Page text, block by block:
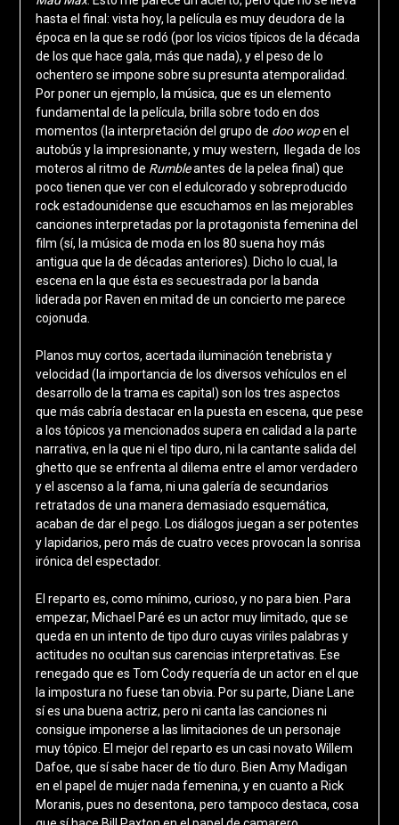
hasta el final: vista hoy, la película es muy deudora de la
época en la que se rodó (por los vicios típicos de la década
de los que hace gala, más que nada), y el peso de lo
ochentero se impone sobre su presunta atemporalidad.
Por poner un ejemplo, la música, que es un elemento
fundamental de la película, brilla sobre todo en dos
momentos (la interpretación del grupo de doo wopen el
autobús y la impresionante, y muy western, llegada de los
moteros al ritmo de Rumbleantes de la pelea final) que
poco tienen que ver con el edulcorado y sobreproducido
rock estadounidense que escuchamos en las mejorables
canciones interpretadas por la protagonista femenina del
film (sí, la música de moda en los 80 suena hoy más
antigua que la de décadas anteriores). Dicho lo cual, la
escena en la que ésta es secuestrada por la banda
liderada por Raven en mitad de un concierto me parece
cojonuda.
Planos muy cortos, acertada iluminación tenebrista y
velocidad (la importancia de los diversos vehículos en el
desarrollo de la trama es capital) son los tres aspectos
que más cabría destacar en la puesta en escena, que pese
a los tópicos ya mencionados supera en calidad a la parte
narrativa, en la que ni el tipo duro, ni la cantante salida del
ghetto que se enfrenta al dilema entre el amor verdadero
y el ascenso a la fama, ni una galería de secundarios
retratados de una manera demasiado esquemática,
acaban de dar el pego. Los diálogos juegan a ser potentes
y lapidarios, pero más de cuatro veces provocan la sonrisa
irónica del espectador.
El reparto es, como mínimo, curioso, y no para bien. Para
empezar, Michael Paré es un actor muy limitado, que se
queda en un intento de tipo duro cuyas viriles palabras y
actitudes no ocultan sus carencias interpretativas. Ese
renegado que es Tom Cody requería de un actor en el que
la impostura no fuese tan obvia. Por su parte, Diane Lane
sí es una buena actriz, pero ni canta las canciones ni
consigue imponerse a las limitaciones de un personaje
muy tópico. El mejor del reparto es un casi novato Willem
Dafoe, que sí sabe hacer de tío duro. Bien Amy Madigan
en el papel de mujer nada femenina, y en cuanto a Rick
Moranis, pues no desentona, pero tampoco destaca, cosa